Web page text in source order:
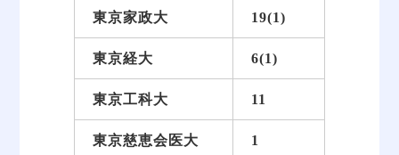
東京家政大 19(1)
東京経大 6(1)
東京工科大 11
東京慈恵会医大 1